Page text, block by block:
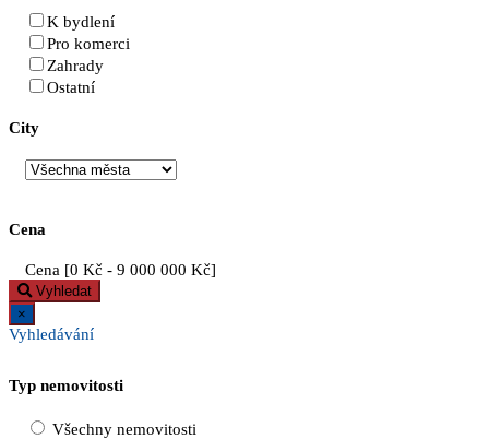
K bydlení
Pro komerci
Zahrady
Ostatní
City
Cena
Cena [0 Kč - 9 000 000 Kč]
Vyhledat
×
Vyhledávání
Typ nemovitosti
Všechny nemovitosti